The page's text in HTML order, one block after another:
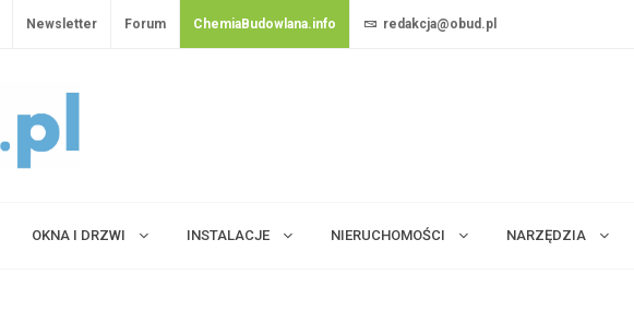
Newsletter Forum ChemiaBudowlana.info redakcja@obud.pl
OKNA I DRZWI INSTALACJE NIERUCHOMOŚCI NARZĘDZIA